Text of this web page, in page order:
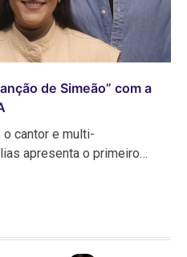
de Simeão” com a
cantor e multi-
apresenta o primeiro…